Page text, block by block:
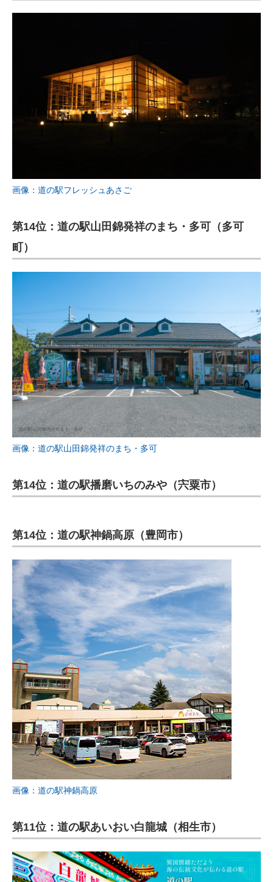
画像：道の駅フレッシュあさご
第14位：道の駅山田錦発祥のまち・多可（多可
町）
画像：道の駅山田錦発祥のまち・多可
第14位：道の駅播磨いちのみや（宍粟市）
第14位：道の駅神鍋高原（豊岡市）
画像：道の駅神鍋高原
第11位：道の駅あいおい白龍城（相生市）